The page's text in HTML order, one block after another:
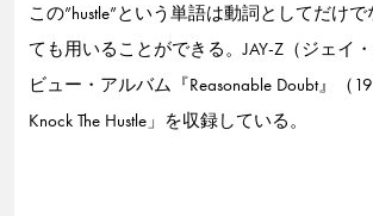
この”hustle”という単語は動詞としてだけ
ても用いることができる。JAY-Z（ジェイ
ビュー・アルバム『Reasonable Doubt』（
Knock The Hustle」を収録している。